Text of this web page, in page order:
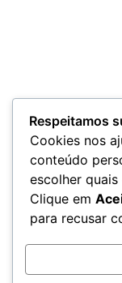
Respeitamos
Cookies nos
conteúdo
escolher
Clique em
para recusar